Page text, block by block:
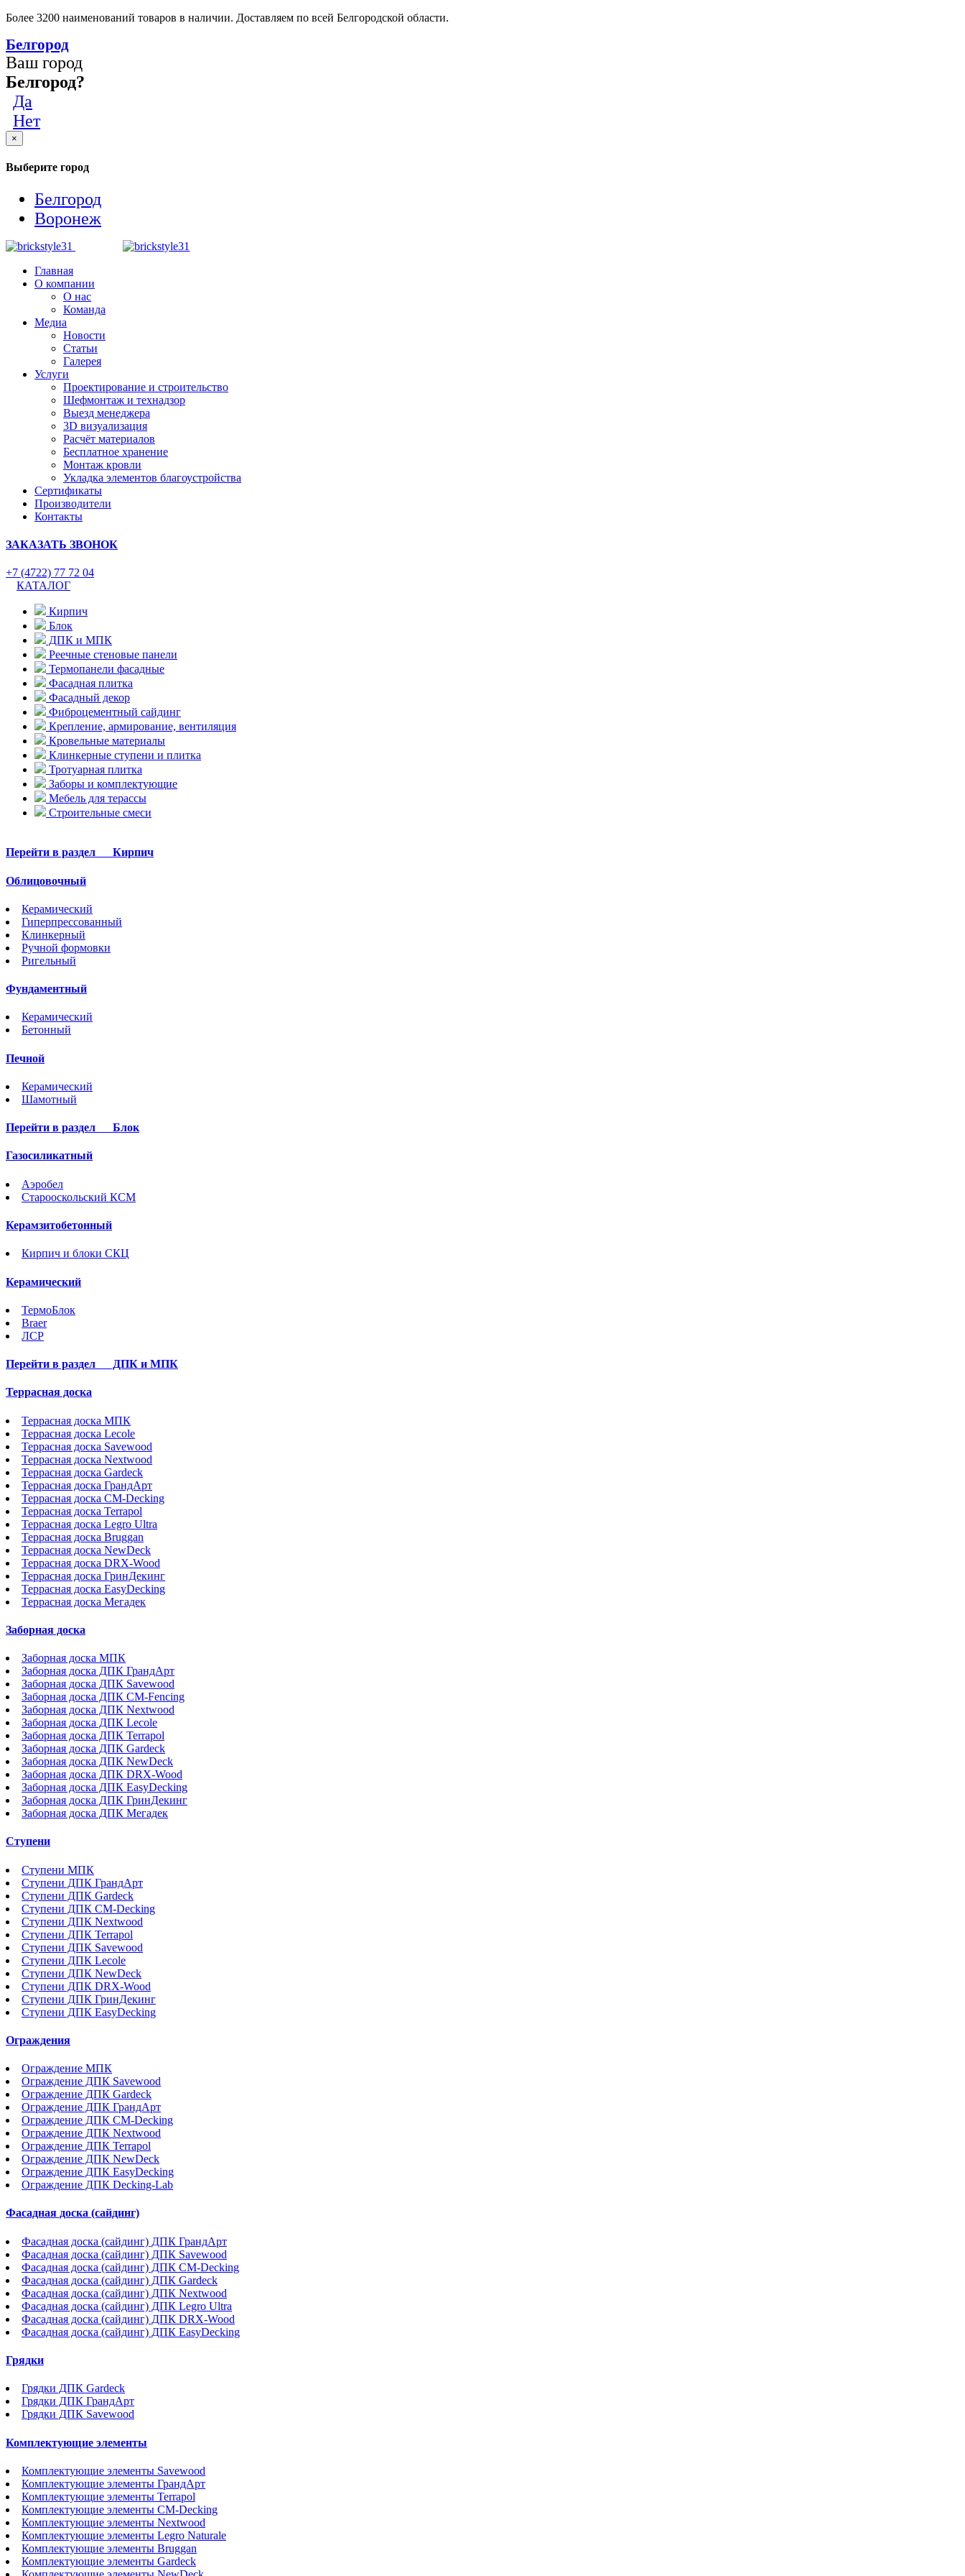
Более 3200 наименований товаров в наличии. Доставляем по всей Белгородской области.
Белгород
Ваш город
Белгород?
Да
Нет
×
Выберите город
Белгород
Воронеж
Главная
О компании
О нас
Команда
Медиа
Новости
Статьи
Галерея
Услуги
Проектирование и строительство
Шефмонтаж и технадзор
Выезд менеджера
3D визуализация
Расчёт материалов
Бесплатное хранение
Монтаж кровли
Укладка элементов благоустройства
Сертификаты
Производители
Контакты
ЗАКАЗАТЬ ЗВОНОК
+7 (4722) 77 72 04
КАТАЛОГ
Кирпич
Блок
ДПК и МПК
Реечные стеновые панели
Термопанели фасадные
Фасадная плитка
Фасадный декор
Фиброцементный сайдинг
Крепление, армирование, вентиляция
Кровельные материалы
Клинкерные ступени и плитка
Тротуарная плитка
Заборы и комплектующие
Мебель для терассы
Строительные смеси
Перейти в раздел Кирпич
Облицовочный
Керамический
Гиперпрессованный
Клинкерный
Ручной формовки
Ригельный
Фундаментный
Керамический
Бетонный
Печной
Керамический
Шамотный
Перейти в раздел Блок
Газосиликатный
Аэробел
Старооскольский КСМ
Керамзитобетонный
Кирпич и блоки СКЦ
Керамический
ТермоБлок
Braer
ЛСР
Перейти в раздел ДПК и МПК
Террасная доска
Террасная доска МПК
Террасная доска Lecole
Террасная доска Savewood
Террасная доска Nextwood
Террасная доска Gardeck
Террасная доска ГрандАрт
Террасная доска CM-Decking
Террасная доска Terrapol
Террасная доска Legro Ultra
Террасная доска Bruggan
Террасная доска NewDeck
Террасная доска DRX-Wood
Террасная доска ГринДекинг
Террасная доска EasyDecking
Террасная доска Мегадек
Заборная доска
Заборная доска МПК
Заборная доска ДПК ГрандАрт
Заборная доска ДПК Savewood
Заборная доска ДПК CM-Fencing
Заборная доска ДПК Nextwood
Заборная доска ДПК Lecole
Заборная доска ДПК Terrapol
Заборная доска ДПК Gardeck
Заборная доска ДПК NewDeck
Заборная доска ДПК DRX-Wood
Заборная доска ДПК EasyDecking
Заборная доска ДПК ГринДекинг
Заборная доска ДПК Мегадек
Ступени
Ступени МПК
Ступени ДПК ГрандАрт
Ступени ДПК Gardeck
Ступени ДПК CM-Decking
Ступени ДПК Nextwood
Ступени ДПК Terrapol
Ступени ДПК Savewood
Ступени ДПК Lecole
Ступени ДПК NewDeck
Ступени ДПК DRX-Wood
Ступени ДПК ГринДекинг
Ступени ДПК EasyDecking
Ограждения
Ограждение МПК
Ограждение ДПК Savewood
Ограждение ДПК Gardeck
Ограждение ДПК ГрандАрт
Ограждение ДПК CM-Decking
Ограждение ДПК Nextwood
Ограждение ДПК Terrapol
Ограждение ДПК NewDeck
Ограждение ДПК EasyDecking
Ограждение ДПК Decking-Lab
Фасадная доска (сайдинг)
Фасадная доска (сайдинг) ДПК ГрандАрт
Фасадная доска (сайдинг) ДПК Savewood
Фасадная доска (сайдинг) ДПК CM-Decking
Фасадная доска (сайдинг) ДПК Gardeck
Фасадная доска (сайдинг) ДПК Nextwood
Фасадная доска (сайдинг) ДПК Legro Ultra
Фасадная доска (сайдинг) ДПК DRX-Wood
Фасадная доска (сайдинг) ДПК EasyDecking
Грядки
Грядки ДПК Gardeck
Грядки ДПК ГрандАрт
Грядки ДПК Savewood
Комплектующие элементы
Комплектующие элементы Savewood
Комплектующие элементы ГрандАрт
Комплектующие элементы Terrapol
Комплектующие элементы CM-Decking
Комплектующие элементы Nextwood
Комплектующие элементы Legro Naturale
Комплектующие элементы Bruggan
Комплектующие элементы Gardeck